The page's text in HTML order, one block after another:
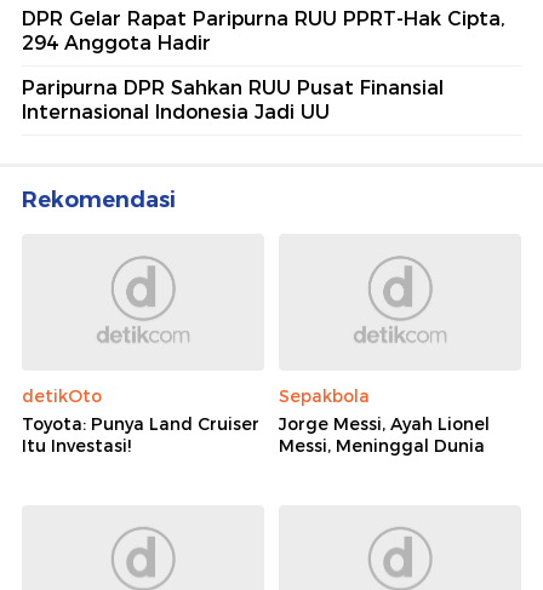
DPR Gelar Rapat Paripurna RUU PPRT-Hak Cipta,
294 Anggota Hadir
Paripurna DPR Sahkan RUU Pusat Finansial
Internasional Indonesia Jadi UU
Rekomendasi
detikOto
Toyota: Punya Land Cruiser
Itu Investasi!
Sepakbola
Jorge Messi, Ayah Lionel
Messi, Meninggal Dunia